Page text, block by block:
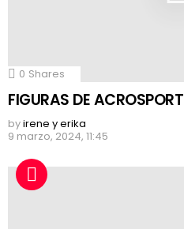
0 Shares
FIGURAS DE ACROSPORT
byirene y erika
9 marzo, 2024, 11:45